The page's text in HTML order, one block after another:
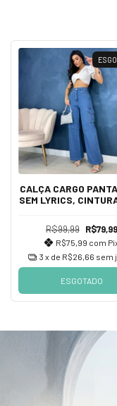
CALÇA CARGO
SEM LYRICS,
R$99,99 R$79,99
R$75,99 com
3 x de R$26,66 sem
ESGOTADO